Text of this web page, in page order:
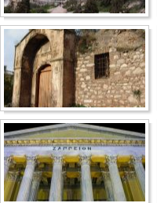
Несебр
Аркутино
Дюны
Царево
Китен
Приморско